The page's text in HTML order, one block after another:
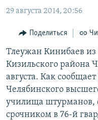
Вернутся
поиску
ИНТЕРАКТИВ
ИНФОГРАФИКА
ТЕЛЕПРОЕКТ
СОВЕТЫ
ПРОПАВШИЕ БЕЗ ВЕСТИ
ПОБЕДИТЕЛЕЙ НЕ СУДЯТ?
РАДІО СВОБОДА
КАК ОБОЙТИ
Українською
Qırımtatar
ПРИСОЕДИНЯЙТЕСЬ!
29 августа 2014, 20:56
Поделиться
Тлеужан Кинибаев из
Кизильского района
августа. Как сообщает
Челябинского
училища штурманов,
срочником в 76-й